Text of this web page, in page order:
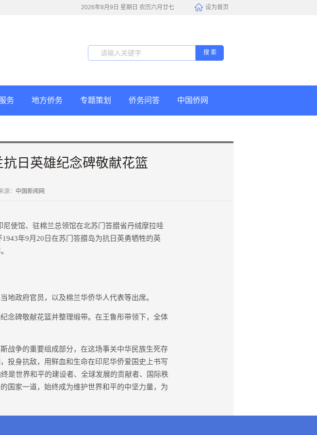
设为首页
2026年8月9日 星期日 农历六月廿七
搜 索
务 地方侨务 专题策划 侨务问答 中国侨网
日英雄纪念碑敬献花篮
： 中国新闻网
使馆、驻棉兰总领馆在北苏门答腊省丹绒摩拉哇
年9月20日在苏门答腊岛为抗日英勇牺牲的英
政府官员，以及棉兰华侨华人代表等出席。
碑敬献花篮并整理缎带。在王鲁彤带领下，全体
争的重要组成部分，在这场事关中华民族生死存
投身抗敌，用鲜血和生命在印尼华侨爱国史上书写
是世界和平的建设者、全球发展的贡献者、国际秩
国家一道，始终成为维护世界和平的中坚力量，为